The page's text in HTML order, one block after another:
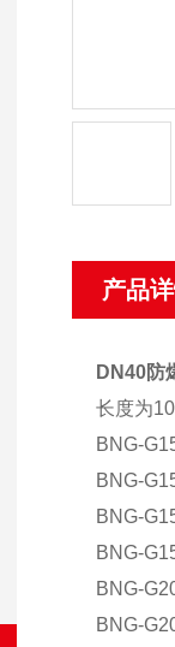
产品
DN40防
长度为
BNG-
BNG-
BNG-
BNG-
BNG-
BNG-